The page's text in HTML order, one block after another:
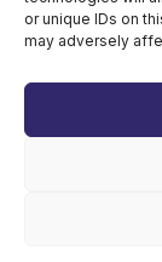
or unique IDs on
may adversely
Kabina i
Opony / Felgi
Podwozia
środkowe /
Produkty